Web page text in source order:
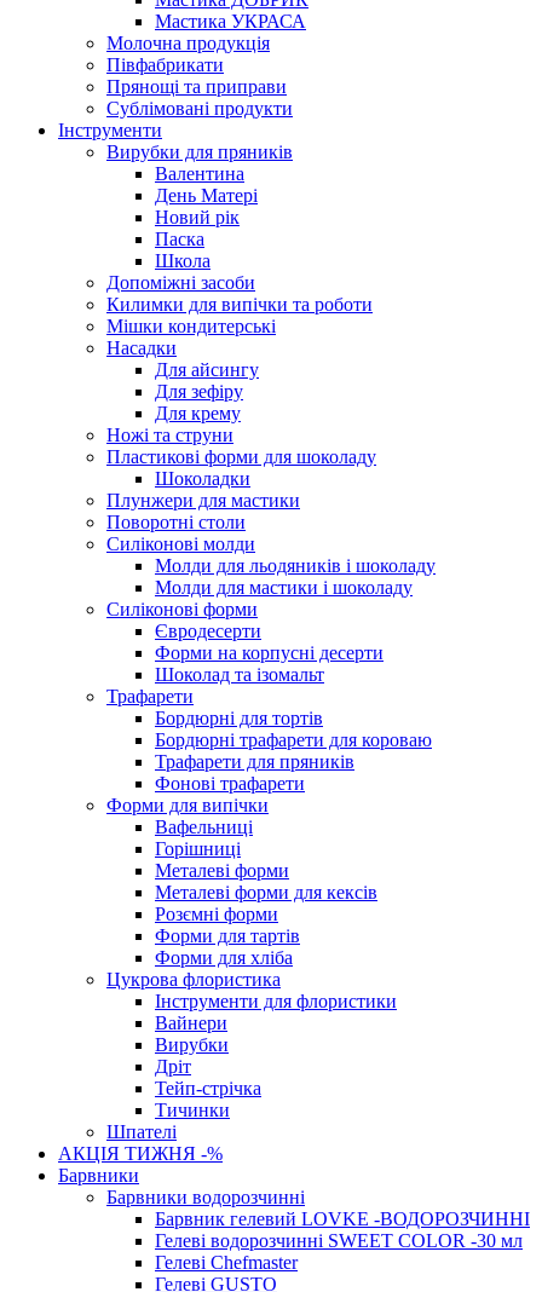
Мастика УКРАСА
Молочна продукція
Півфабрикати
Прянощі та приправи
Сублімовані продукти
Інструменти
Вирубки для пряників
Валентина
День Матері
Новий рік
Паска
Школа
Допоміжні засоби
Килимки для випічки та роботи
Мішки кондитерські
Насадки
Для айсингу
Для зефіру
Для крему
Ножі та струни
Пластикові форми для шоколаду
Шоколадки
Плунжери для мастики
Поворотні столи
Силіконові молди
Молди для льодяників і шоколаду
Молди для мастики і шоколаду
Силіконові форми
Євродесерти
Форми на корпусні десерти
Шоколад та ізомальт
Трафарети
Бордюрні для тортів
Бордюрні трафарети для короваю
Трафарети для пряників
Фонові трафарети
Форми для випічки
Вафельниці
Горішниці
Металеві форми
Металеві форми для кексів
Розємні форми
Форми для тартів
Форми для хліба
Цукрова флористика
Інструменти для флористики
Вайнери
Вирубки
Дріт
Тейп-стрічка
Тичинки
Шпателі
АКЦІЯ ТИЖНЯ -%
Барвники
Барвники водорозчинні
Барвник гелевий LOVKE -ВОДОРОЗЧИННІ
Гелеві водорозчинні SWEET COLOR -30 мл
Гелеві Chefmaster
Гелеві GUSTO